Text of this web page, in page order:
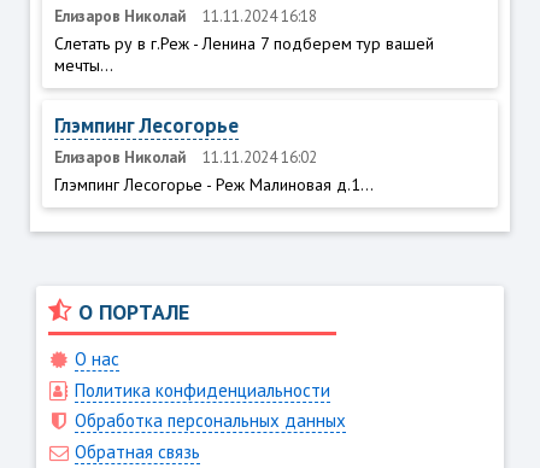
Елизаров Николай 11.11.2024 16:18
Слетать ру в г.Реж - Ленина 7 подберем тур вашей
мечты...
Глэмпинг Лесогорье
Елизаров Николай 11.11.2024 16:02
Глэмпинг Лесогорье - Реж Малиновая д.1...
О ПОРТАЛЕ
О нас
Политика конфиденциальности
Обработка персональных данных
Обратная связь